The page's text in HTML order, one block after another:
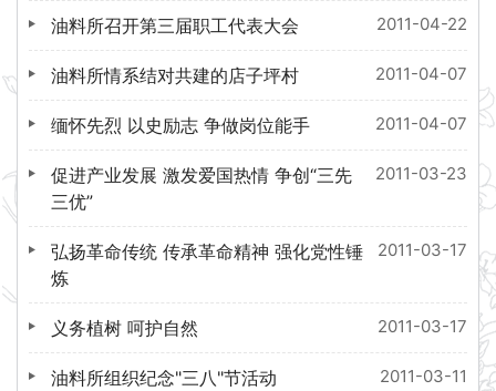
党建文化
2011-04-22
油料所召开第三届职工代表大会
2011-04-07
油料所情系结对共建的店子坪村
2011-04-07
缅怀先烈 以史励志 争做岗位能手
2011-03-23
促进产业发展 激发爱国热情 争创“三先
三优”
2011-03-17
弘扬革命传统 传承革命精神 强化党性锤
炼
2011-03-17
义务植树 呵护自然
2011-03-11
油料所组织纪念"三八"节活动